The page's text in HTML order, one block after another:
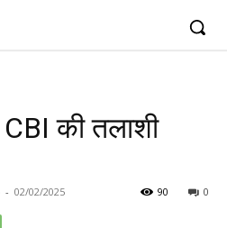
CBI की तलाशी
- 02/02/2025 0
90